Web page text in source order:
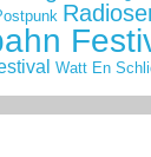
Watt En